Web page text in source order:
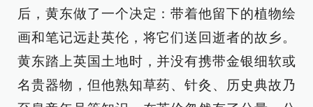
后，黄东做了一个决定：带着他留下的植物绘
画和笔记远赴英伦，将它们送回逝者的故乡。
黄东踏上英国土地时，并没有携带金银细软或
名贵器物，但他熟知草药、针灸、历史典故乃